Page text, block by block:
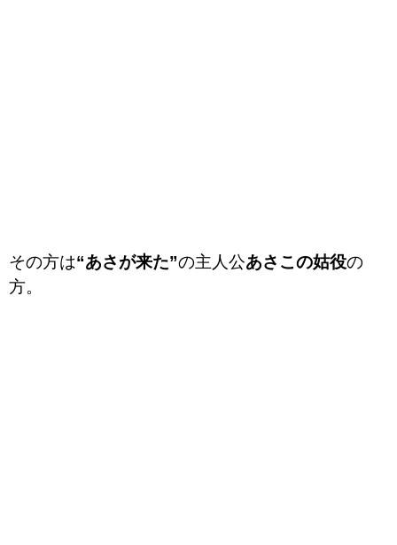
その方は“あさが来た”の主人公あさこの姑役の
方。